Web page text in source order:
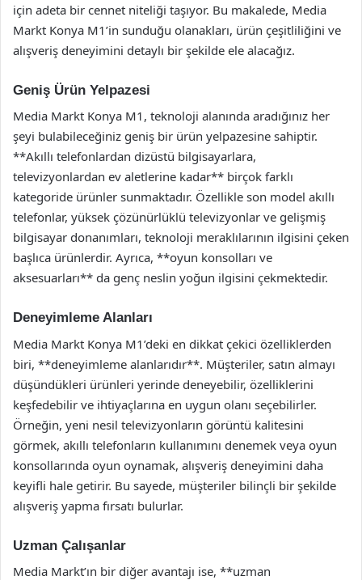
için adeta bir cennet niteliği taşıyor. Bu makalede, Media
Markt Konya M1’in sunduğu olanakları, ürün çeşitliliğini ve
alışveriş deneyimini detaylı bir şekilde ele alacağız.
Geniş Ürün Yelpazesi
Media Markt Konya M1, teknoloji alanında aradığınız her
şeyi bulabileceğiniz geniş bir ürün yelpazesine sahiptir.
**Akıllı telefonlardan dizüstü bilgisayarlara,
televizyonlardan ev aletlerine kadar** birçok farklı
kategoride ürünler sunmaktadır. Özellikle son model akıllı
telefonlar, yüksek çözünürlüklü televizyonlar ve gelişmiş
bilgisayar donanımları, teknoloji meraklılarının ilgisini çeken
başlıca ürünlerdir. Ayrıca, **oyun konsolları ve
aksesuarları** da genç neslin yoğun ilgisini çekmektedir.
Deneyimleme Alanları
Media Markt Konya M1’deki en dikkat çekici özelliklerden
biri, **deneyimleme alanlarıdır**. Müşteriler, satın almayı
düşündükleri ürünleri yerinde deneyebilir, özelliklerini
keşfedebilir ve ihtiyaçlarına en uygun olanı seçebilirler.
Örneğin, yeni nesil televizyonların görüntü kalitesini
görmek, akıllı telefonların kullanımını denemek veya oyun
konsollarında oyun oynamak, alışveriş deneyimini daha
keyifli hale getirir. Bu sayede, müşteriler bilinçli bir şekilde
alışveriş yapma fırsatı bulurlar.
Uzman Çalışanlar
Media Markt’ın bir diğer avantajı ise, **uzman